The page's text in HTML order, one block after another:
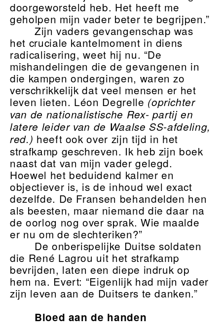
doorgeworsteld heb. Het heeft me
geholpen mijn vader beter te begrijpen.”
Zijn vaders gevangenschap was
het cruciale kantelmoment in diens
radicalisering, weet hij nu. “De
mishandelingen die de gevangenen in
die kampen ondergingen, waren zo
verschrikkelijk dat veel mensen er het
leven lieten. Léon Degrelle (oprichter
van de nationalistische Rex- partij en
latere leider van de Waalse SS-afdeling,
red.) heeft ook over zijn tijd in het
strafkamp geschreven. Ik heb zijn boek
naast dat van mijn vader gelegd.
Hoewel het beduidend kalmer en
objectiever is, is de inhoud wel exact
dezelfde. De Fransen behandelden hen
als beesten, maar niemand die daar na
de oorlog nog over sprak. Wie maalde
er nu om de slechteriken?”
De onberispelijke Duitse soldaten
die René Lagrou uit het strafkamp
bevrijden, laten een diepe indruk op
hem na. Evert: “Eigenlijk had mijn vader
zijn leven aan de Duitsers te danken.”
Bloed aan de handen